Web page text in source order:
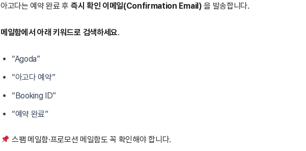
아고다는 예약 완료 후 즉시 확인 이메일(Confirmation Email) 을 발송합니다.
메일함에서 아래 키워드로 검색하세요.
“Agoda”
“아고다 예약”
“Booking ID”
“예약 완료”
스팸 메일함·프로모션 메일함도 꼭 확인해야 합니다.